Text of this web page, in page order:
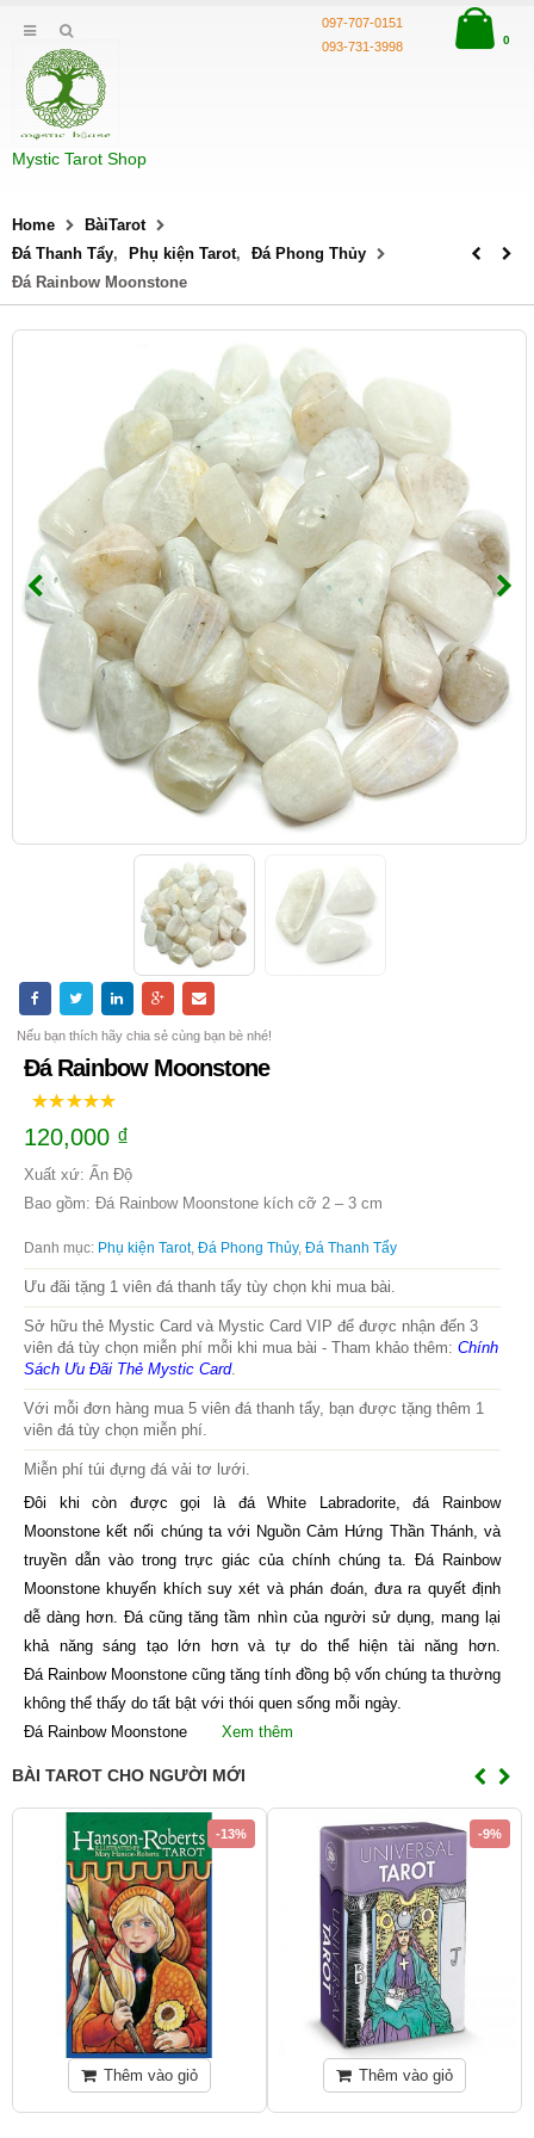
Mystic Tarot Shop
097-707-0151
093-731-3998
0
Home
BàiTarot
Đá Thanh Tẩy, Phụ kiện Tarot,
Đá Phong Thủy
Đá Rainbow Moonstone
Nếu bạn thích hãy chia sẻ cùng bạn bè nhé!
Đá Rainbow Moonstone
120,000 ₫
Xuất xứ: Ấn Độ
Bao gồm: Đá Rainbow Moonstone kích cỡ 2 – 3 cm
Danh mục: Phụ kiện Tarot, Đá Phong Thủy, Đá Thanh Tẩy
Ưu đãi tặng 1 viên đá thanh tẩy tùy chọn khi mua bài.
Sở hữu thẻ Mystic Card và Mystic Card VIP để được nhận đến 3
viên đá tùy chọn miễn phí mỗi khi mua bài - Tham khảo thêm: Chính
Sách Ưu Đãi Thẻ Mystic Card.
Với mỗi đơn hàng mua 5 viên đá thanh tẩy, bạn được tặng thêm 1
viên đá tùy chọn miễn phí.
Miễn phí túi đựng đá vải tơ lưới.
Đôi khi còn được gọi là đá White Labradorite, đá Rainbow
Moonstone kết nối chúng ta với Nguồn Cảm Hứng Thần Thánh, và
truyền dẫn vào trong trực giác của chính chúng ta. Đá Rainbow
Moonstone khuyến khích suy xét và phán đoán, đưa ra quyết định
dễ dàng hơn. Đá cũng tăng tầm nhìn của người sử dụng, mang lại
khả năng sáng tạo lớn hơn và tự do thể hiện tài năng hơn.
Đá Rainbow Moonstone cũng tăng tính đồng bộ vốn chúng ta thường
không thể thấy do tất bật với thói quen sống mỗi ngày.
Đá Rainbow Moonstone
Xem thêm
BÀI TAROT CHO NGƯỜI MỚI
-13%
Thêm vào giỏ
-9%
Thêm vào giỏ